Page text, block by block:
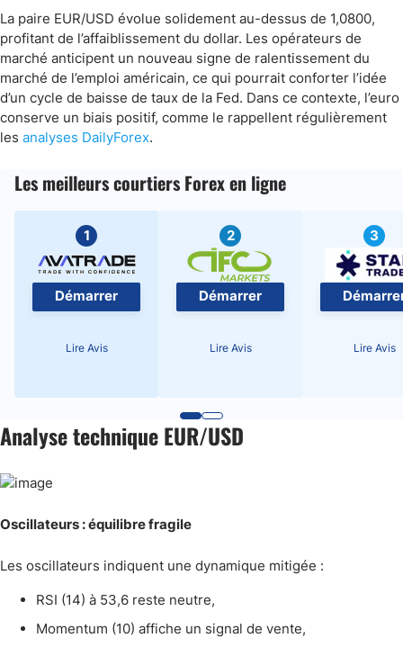
La paire EUR/USD évolue solidement au-dessus de 1,0800,
profitant de l’affaiblissement du dollar. Les opérateurs de
marché anticipent un nouveau signe de ralentissement du
marché de l’emploi américain, ce qui pourrait conforter l’idée
d’un cycle de baisse de taux de la Fed. Dans ce contexte, l’euro
conserve un biais positif, comme le rappellent régulièrement
les analyses DailyForex.
Les meilleurs courtiers Forex en ligne
1
Démarrer
Lire Avis
2
Démarrer
Lire Avis
3
Lire Avis
Analyse technique EUR/USD
Oscillateurs : équilibre fragile
Les oscillateurs indiquent une dynamique mitigée :
RSI (14) à 53,6 reste neutre,
Momentum (10) affiche un signal de vente,